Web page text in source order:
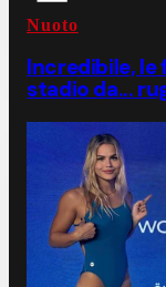
Nuoto
Incredibile, le
stadio da...